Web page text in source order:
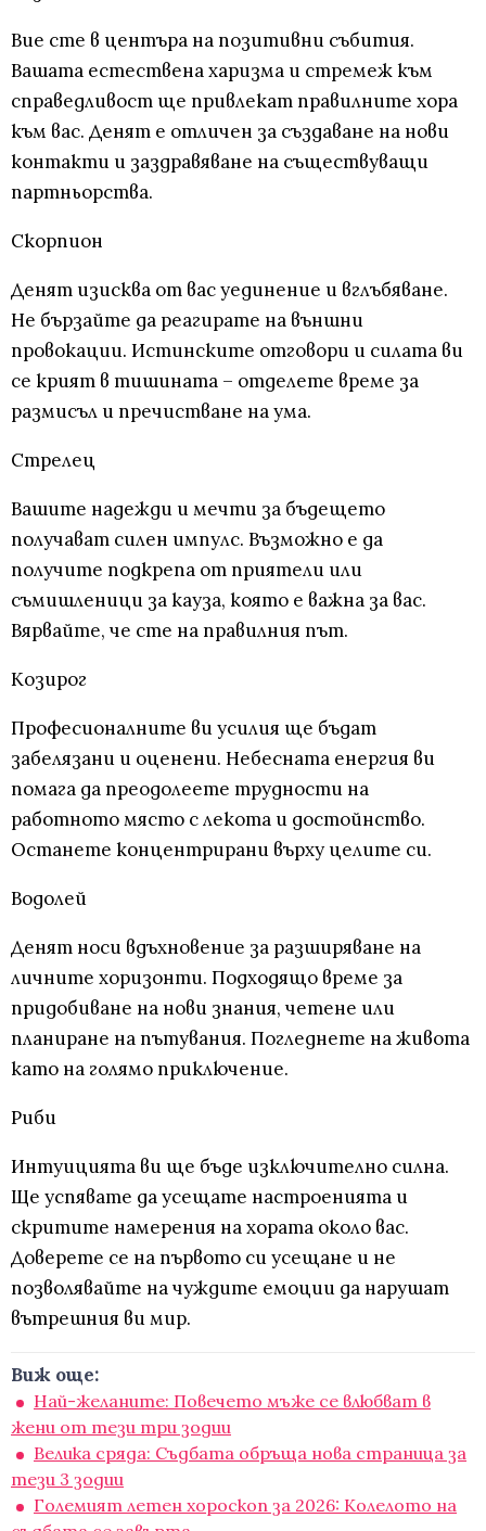
Вие сте в центъра на позитивни събития.
Вашата естествена харизма и стремеж към
справедливост ще привлекат правилните хора
към вас. Денят е отличен за създаване на нови
контакти и заздравяване на съществуващи
партньорства.
Скорпион
Денят изисква от вас уединение и вглъбяване.
Не бързайте да реагирате на външни
провокации. Истинските отговори и силата ви
се крият в тишината – отделете време за
размисъл и пречистване на ума.
Стрелец
Вашите надежди и мечти за бъдещето
получават силен импулс. Възможно е да
получите подкрепа от приятели или
съмишленици за кауза, която е важна за вас.
Вярвайте, че сте на правилния път.
Козирог
Професионалните ви усилия ще бъдат
забелязани и оценени. Небесната енергия ви
помага да преодолеете трудности на
работното място с лекота и достойнство.
Останете концентрирани върху целите си.
Водолей
Денят носи вдъхновение за разширяване на
личните хоризонти. Подходящо време за
придобиване на нови знания, четене или
планиране на пътувания. Погледнете на живота
като на голямо приключение.
Риби
Интуицията ви ще бъде изключително силна.
Ще успявате да усещате настроенията и
скритите намерения на хората около вас.
Доверете се на първото си усещане и не
позволявайте на чуждите емоции да нарушат
вътрешния ви мир.
Виж още:
Най-желаните: Повечето мъже се влюбват в
жени от тези три зодии
Велика сряда: Съдбата обръща нова страница за
тези 3 зодии
Големият летен хороскоп за 2026: Колелото на